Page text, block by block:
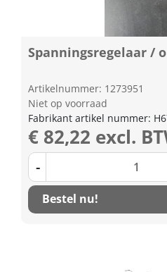
Spanningsregelaar /
Artikelnummer: 1273951
Niet op voorraad
Fabrikant artikel nummer:
€ 82,22 excl.
-
Bestel nu!